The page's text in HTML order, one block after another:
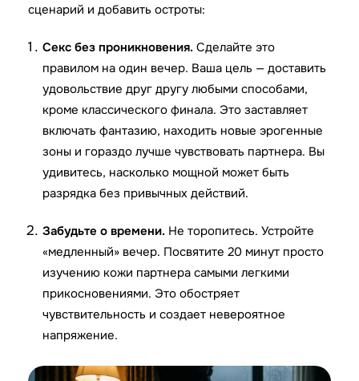
сценарий и добавить остроты:
Секс без проникновения. Сделайте это
правилом на один вечер. Ваша цель — доставить
удовольствие друг другу любыми способами,
кроме классического финала. Это заставляет
включать фантазию, находить новые эрогенные
зоны и гораздо лучше чувствовать партнера. Вы
удивитесь, насколько мощной может быть
разрядка без привычных действий.
Забудьте о времени. Не торопитесь. Устройте
«медленный» вечер. Посвятите 20 минут просто
изучению кожи партнера самыми легкими
прикосновениями. Это обостряет
чувствительность и создает невероятное
напряжение.